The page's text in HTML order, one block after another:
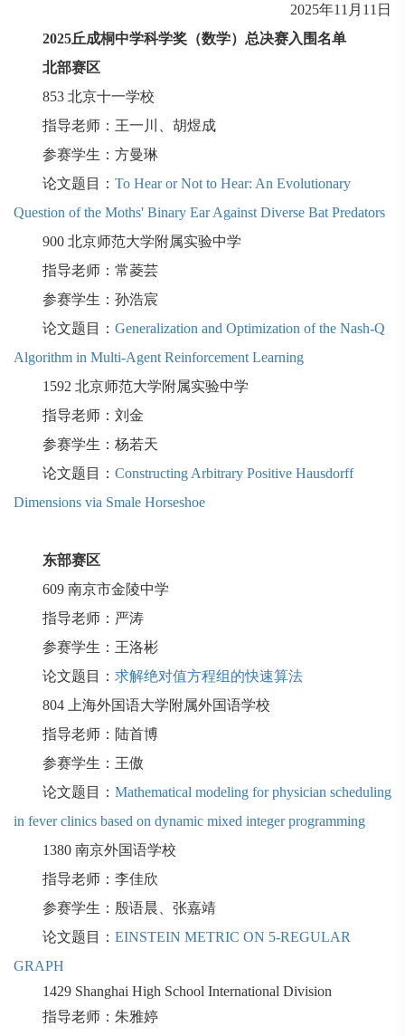
2025年11 月 11 日
2025丘成桐中学科学奖（数学）总决赛入围名单
北部赛区
853 北京十一学校
指导老师：王一川、胡煜成
参赛学生：方曼琳
论文题目： To Hear or Not to Hear: An Evolutionary
Question of the Moths' Binary Ear Against Diverse Bat Predators
900 北京师范大学附属实验中学
指导老师：常菱芸
参赛学生：孙浩宸
论文题目： Generalization and Optimization of the Nash-Q
Algorithm in Multi-Agent Reinforcement Learning
1592 北京师范大学附属实验中学
指导老师：刘金
参赛学生：杨若天
论文题目： Constructing Arbitrary Positive Hausdorff
Dimensions via Smale Horseshoe
东部赛区
609 南京市金陵中学
指导老师：严涛
参赛学生：王洛彬
论文题目： 求解绝对值方程组的快速算法
804
上海外国语大学附属外国语学校
指导老师：陆首博
参赛学生：王傲
论文题目： Mathematical modeling for physician scheduling
in fever clinics based on dynamic mixed integer programming
1380 南京外国语学校
指导老师：李佳欣
参赛学生：殷语晨、张嘉靖
论文题目： EINSTEIN METRIC ON 5-REGULAR
GRAPH
1429 Shanghai High School International Division
指导老师：朱雅婷